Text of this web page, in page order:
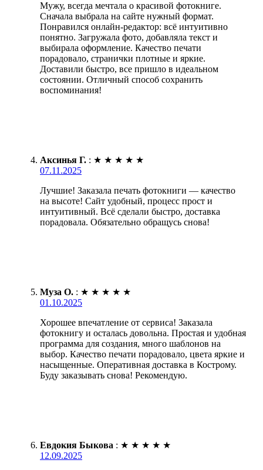
Мужу, всегда мечтала о красивой фотокниге.
Сначала выбрала на сайте нужный формат.
Понравился онлайн-редактор: всё интуитивно
понятно. Загружала фото, добавляла текст и
выбирала оформление. Качество печати
порадовало, странички плотные и яркие.
Доставили быстро, все пришло в идеальном
состоянии. Отличный способ сохранить
воспоминания!
Аксинья Г. : ★ ★ ★ ★ ★
07.11.2025
Лучшие! Заказала печать фотокниги — качество
на высоте! Сайт удобный, процесс прост и
интуитивный. Всё сделали быстро, доставка
порадовала. Обязательно обращусь снова!
Муза О. : ★ ★ ★ ★ ★
01.10.2025
Хорошее впечатление от сервиса! Заказала
фотокнигу и осталась довольна. Простая и удобная
программа для создания, много шаблонов на
выбор. Качество печати порадовало, цвета яркие и
насыщенные. Оперативная доставка в Кострому.
Буду заказывать снова! Рекомендую.
Евдокия Быкова : ★ ★ ★ ★ ★
12.09.2025